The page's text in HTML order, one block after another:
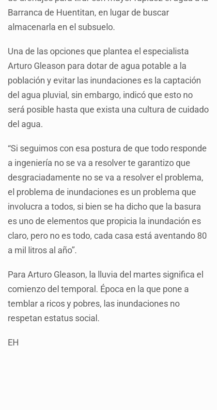
Barranca de Huentitan, en lugar de buscar
almacenarla en el subsuelo.
Una de las opciones que plantea el especialista
Arturo Gleason para dotar de agua potable a la
población y evitar las inundaciones es la captación
del agua pluvial, sin embargo, indicó que esto no
será posible hasta que exista una cultura de cuidado
del agua.
“Si seguimos con esa postura de que todo responde
a ingeniería no se va a resolver te garantizo que
desgraciadamente no se va a resolver el problema,
el problema de inundaciones es un problema que
involucra a todos, si bien se ha dicho que la basura
es uno de elementos que propicia la inundación es
claro, pero no es todo, cada casa está aventando 80
a mil litros al año”.
Para Arturo Gleason, la lluvia del martes significa el
comienzo del temporal. Época en la que pone a
temblar a ricos y pobres, las inundaciones no
respetan estatus social.
EH